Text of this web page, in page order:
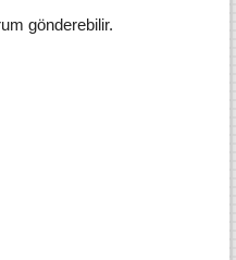
gönderebilir.